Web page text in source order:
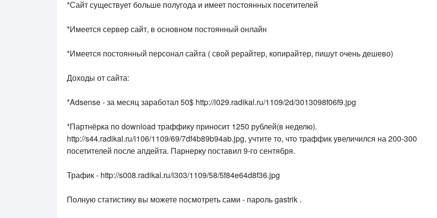
*Сайт существует больше полугода и имеет постоянных посетителей
*Имеется сервер сайт, в основном постоянный онлайн
*Имеется постоянный персонал сайта ( свой рерайтер, копирайтер, пишут очень дешево)
Доходы от сайта:
*Adsense - за месяц заработал 50$ http://i029.radikal.ru/1109/2d/3013098f06f9.jpg
*Партнёрка по download траффику приносит 1250 рублей(в неделю).
http://s44.radikal.ru/i106/1109/69/7df4b89b94ab.jpg, учтите то, что траффик увеличился на 200-300
посетителей после апдейта. Парнерку поставил 9-го сентября.
Трафик - http://s008.radikal.ru/i303/1109/58/5f84e64d8f36.jpg
Полную статистику вы можете посмотреть сами - пароль gastrik .